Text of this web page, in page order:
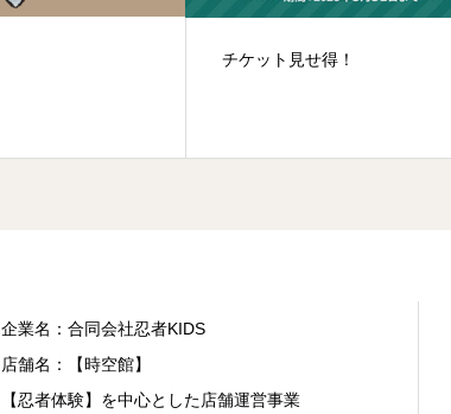
平日は集中して修行できるチ
企業名：合同会社忍者KIDS
店舗名：【時空館】
【忍者体験】を中心とした店舗運営事業